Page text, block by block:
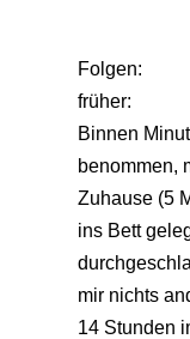
Folgen:
früher:
Binnen
benommen,
Zuhause (5
ins Bett
mir nichts
14 Stunden